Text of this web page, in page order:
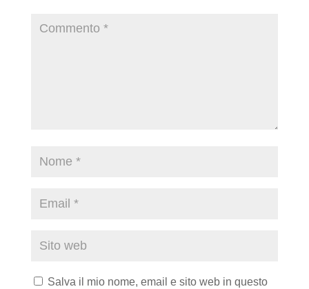
Salva il mio nome, email e sito web in questo